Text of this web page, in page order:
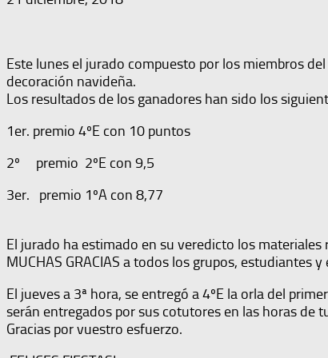
Este lunes el jurado compuesto por los miembros
decoración navideña.
Los resultados de los ganadores han sido los
1er. premio 4ºE con 10 puntos
2º premio 2ºE con 9,5
3er. premio 1ºA con 8,77
El jurado ha estimado en su veredicto los
MUCHAS GRACIAS a todos los grupos,
El jueves a 3ª hora, se entregó a 4ºE la orla del
serán entregados por sus cotutores en las horas de
Gracias por vuestro esfuerzo.